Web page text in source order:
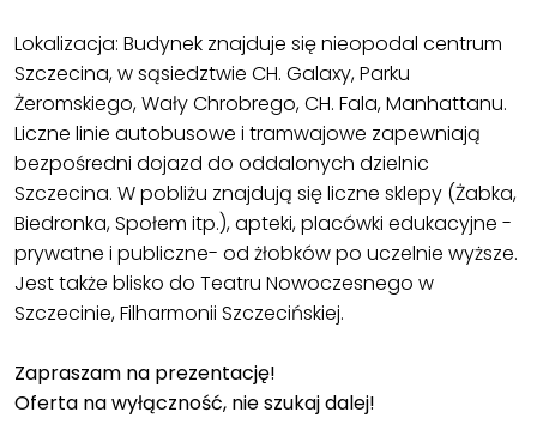
Lokalizacja: Budynek znajduje się nieopodal centrum
Szczecina, w sąsiedztwie CH. Galaxy, Parku
Żeromskiego, Wały Chrobrego, CH. Fala, Manhattanu.
Liczne linie autobusowe i tramwajowe zapewniają
bezpośredni dojazd do oddalonych dzielnic
Szczecina. W pobliżu znajdują się liczne sklepy (Żabka,
Biedronka, Społem itp.), apteki, placówki edukacyjne -
prywatne i publiczne- od żłobków po uczelnie wyższe.
Jest także blisko do Teatru Nowoczesnego w
Szczecinie, Filharmonii Szczecińskiej.
Zapraszam na prezentację!
Oferta na wyłączność, nie szukaj dalej!